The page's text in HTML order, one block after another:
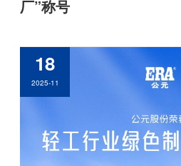
厂”称号
18
2025-11